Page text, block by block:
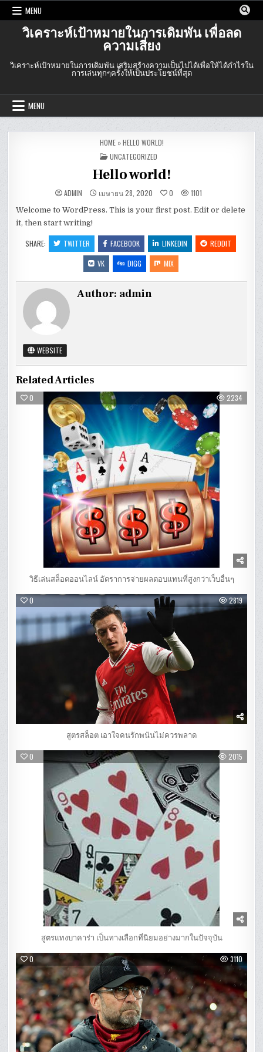
Skip
content
MENU
วิเคราะห์เป้าหมายในการเดิมพัน เพื่อลด
ความเสี่ยง
วิเคราะห์เป้าหมายในการเดิมพัน เสริมสร้างความเป็นไปได้เพื่อให้ได้กำไรใน
การเล่นทุกๆครั้้งให้เป็นประโยชน์ที่สุด
MENU
HOME»HELLO WORLD!
POSTED
IN
UNCATEGORIZED
Hello world!
ADMIN เมษายน 28, 2020 0 1101
Welcome to WordPress. This is your first post. Edit or delete
it, then start writing!
SHARE: TWITTER FACEBOOK LINKEDIN
REDDIT
VK
DIGG MIX
Author: admin
WEBSITE
Related Articles
0 2234
วิธีเล่นสล็อตออนไลน์ อัตราการจ่ายผลตอบแทนที่สูงกว่าเว็บอื่นๆ
0 2819
สูตรสล็อต เอาใจคนรักพนันไม่ควรพลาด
0 2015
สูตรแทงบาคาร่า เป็นทางเลือกที่นิยมอย่างมากในปัจจุบัน
0 3110